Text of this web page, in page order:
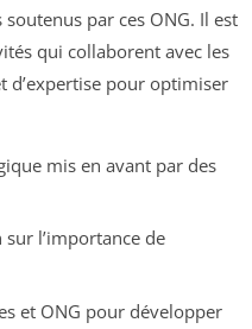
par ces ONG. Il est
qui collaborent avec les
d’expertise pour optimiser
mis en avant par des
l’importance de
et ONG pour développer